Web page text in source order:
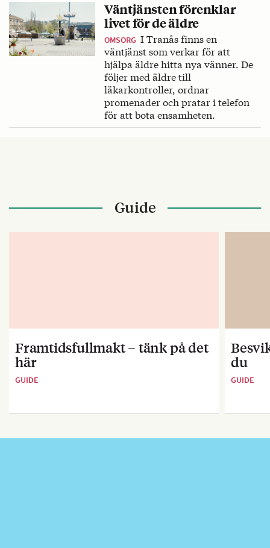
Väntjänsten förenklar
livet för de äldre
OMSORG I Tranås finns en
väntjänst som verkar för att
hjälpa äldre hitta nya vänner. De
följer med äldre till
läkarkontroller, ordnar
promenader och pratar i telefon
för att bota ensamheten.
Guide
Framtidsfullmakt – tänk på det
här
GUIDE
du
GUIDE